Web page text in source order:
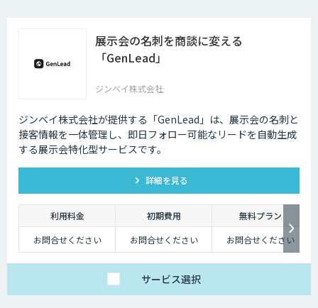
展示会の名刺を商談に変える
「GenLead」
ジンベイ株式会社
ジンベイ株式会社が提供する「GenLead」は、展示会の名刺と
接客情報を一体管理し、即日フォロー可能なリードを自動生成
する展示会特化型サービスです。
詳細を見る
利用料金 初期費用
無料プラン
お問合せください
お問合せください お問合せください
サービス選択